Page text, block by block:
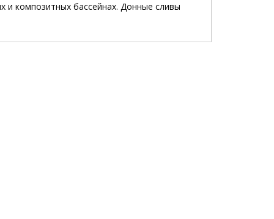
и композитных бассейнах. Донные сливы